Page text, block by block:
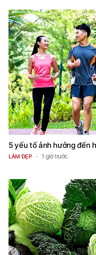
5 yếu tố ảnh hưởng đến
LÀM ĐẸP 1 giờ trước